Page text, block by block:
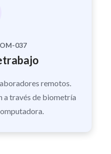
037
remotos.
a través de biometría